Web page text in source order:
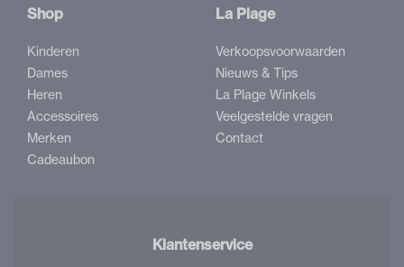
Shop
Kinderen
Dames
Heren
Accessoires
Merken
Cadeaubon
La Plage
Verkoopsvoorwaarden
Nieuws & Tips
La Plage Winkels
Veelgestelde vragen
Contact
Klantenservice